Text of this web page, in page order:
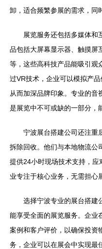
卸，适合频繁参展的需求，同
展览服务还包括多媒体和
品包括大屏幕显示器、触摸屏
等，这些高科技产品能吸引观
过VR技术，企业可以模拟产
从而加深品牌印象。专业的音
是展览中不可或缺的一部分，
宁波展台搭建公司还注重
拆除回收。他们与本地物流公
提供24小时现场技术支持，
业专注于核心业务，无需担心
选择宁波专业的展台搭建
能享受全面的展览服务。企业
案例和客户评价，以确保投资
务，企业可以在展会中实现最